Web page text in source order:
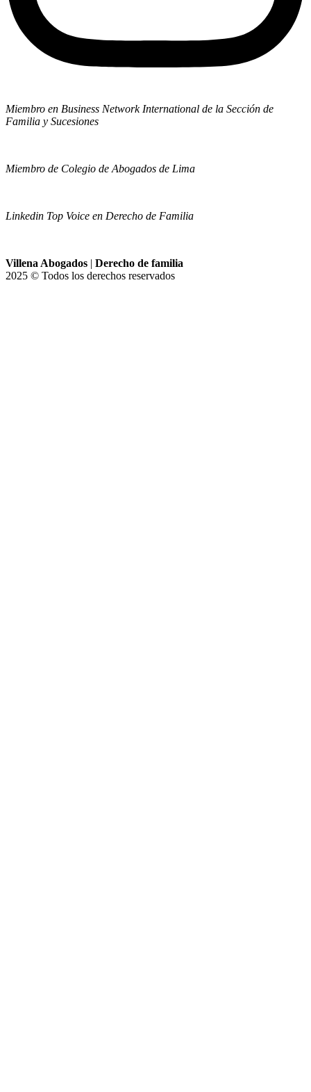
Miembro en Business Network International de la Sección de
Familia y Sucesiones
Miembro de Colegio de Abogados de Lima
Linkedin Top Voice en Derecho de Familia
Villena Abogados | Derecho de familia
2025 © Todos los derechos reservados